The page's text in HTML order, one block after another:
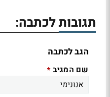
תגובות לכתבה:
הגב לכתבה
שם המגיב *